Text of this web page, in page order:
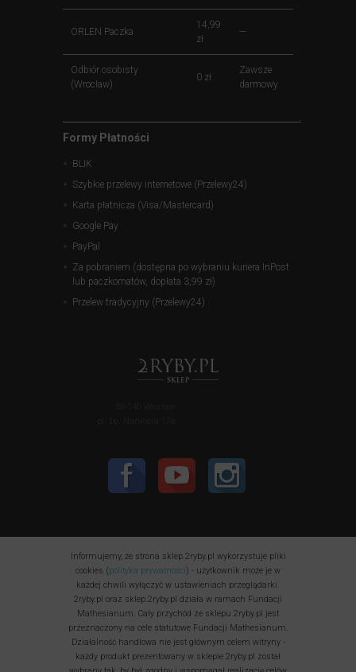
ORLEN Paczka
14,99
zł
—
Odbiór osobisty
(Wrocław)
0 zł
Zawsze
darmowy
Formy Płatności
BLIK
Szybkie przelewy internetowe (Przelewy24)
Karta płatnicza (Visa/Mastercard)
Google Pay
PayPal
Za pobraniem (dostępna po wybraniu kuriera InPost
lub paczkomatów, dopłata 3,99 zł)
Przelew tradycyjny (Przelewy24)
Informujemy, że strona sklep.2ryby.pl wykorzystuje pliki
cookies (polityka prywatności) - użytkownik może je w
każdej chwili wyłączyć w ustawieniach przeglądarki.
2ryby.pl oraz sklep.2ryby.pl działa w ramach Fundacji
Mathesianum. Cały przychód ze sklepu 2ryby.pl jest
przeznaczony na cele statutowe Fundacji Mathesianum.
Działalność handlowa nie jest głównym celem witryny -
każdy produkt prezentowany w sklepie 2ryby.pl został